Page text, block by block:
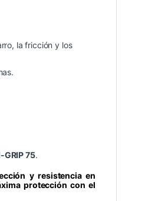
la fricción y los
GRIP 75.
y resistencia en
protección con el